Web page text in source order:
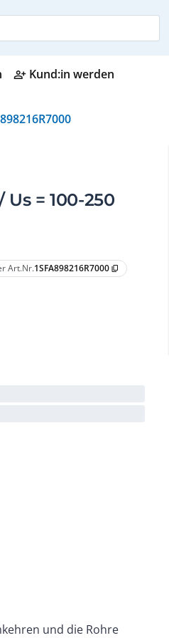
person_add_alt Kund:in werden
= 100-250
Art.Nr.1SFA898216R7000 content_copy